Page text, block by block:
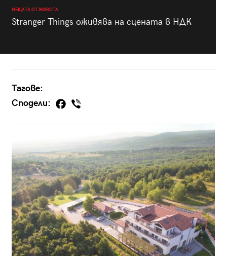
НЕЩАТА ОТ ЖИВОТА
Stranger Things оживява на сцената в НДК
Тагове:
Сподели: